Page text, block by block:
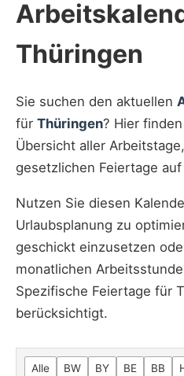
Thüringen
Sie suchen den aktuellen
für Thüringen? Hier
Übersicht aller
gesetzlichen Feiertage
Nutzen Sie diesen
Urlaubsplanung zu
geschickt einzusetzen
monatlichen
Spezifische Feiertage für
berücksichtigt.
Alle BW BY BE BB